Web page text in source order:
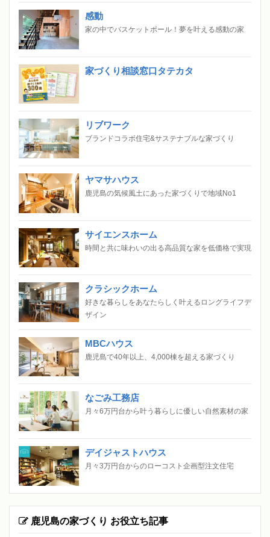
感動
家の中でバスケットボール！夢を叶える感動の家
家づくり相談窓口タテカタ
リブワーク
ブランドコラボ住宅&サステナブルな家づくり
ヤマサハウス
鹿児島の気候風土にあった家づくりで地域No1
サイエンスホーム
時間と共に味わいの出る高品質な家を低価格で実現
クラシックホーム
好きな暮らしをあなたらしく叶えるロングライフデ
ザイン
MBCハウス
鹿児島で40年以上、4,000棟を超える家づくり
なごみ工務店
月々6万円台から叶う暮らしに優しい自然素材の家
デイジャストハウス
月々3万円台からのローコスト企画型注文住宅
鹿児島の家づくり お役立ち記事